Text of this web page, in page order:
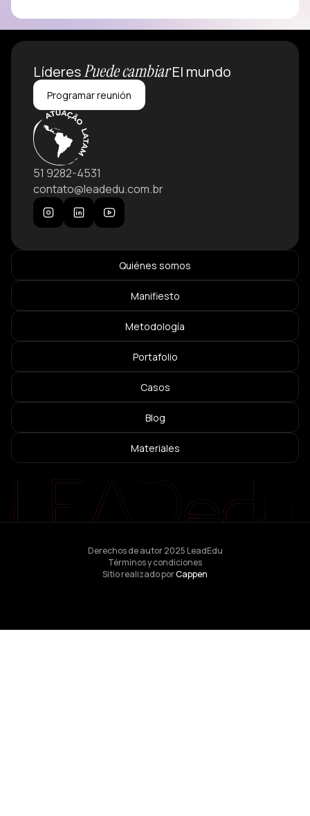
LíderesPuede cambiarEl mundo
Programar reunión
51 9282-4531
contato@leadedu.com.br
Quiénes somos
Manifiesto
Metodología
Portafolio
Casos
Blog
Materiales
Derechos de autor 2025 LeadEdu
Términos y condiciones
Sitio realizado porCappen